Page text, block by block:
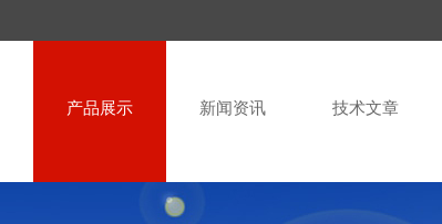
产品展示 新闻资讯 技术文章